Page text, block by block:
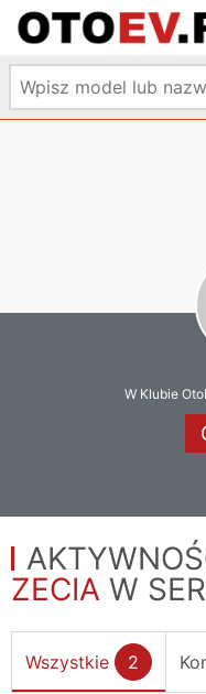
W Klubie
ZECIA W
Wszystkie 2